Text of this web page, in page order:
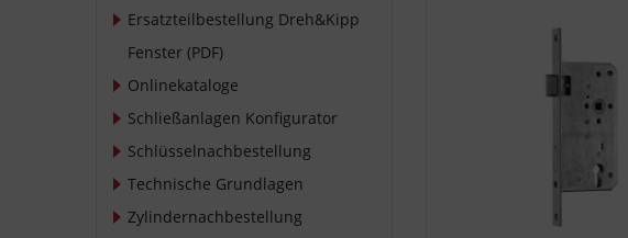
Ersatzteilbestellung Dreh&Kipp
Fenster (PDF)
Onlinekataloge
Schließanlagen Konfigurator
Schlüsselnachbestellung
Technische Grundlagen
Zylindernachbestellung